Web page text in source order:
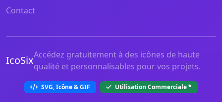
Contact
IcoSixAccédez gratuitement à des icônes de haute
qualité et personnalisables pour vos projets.
SVG, Icône & GIF Utilisation Commerciale*